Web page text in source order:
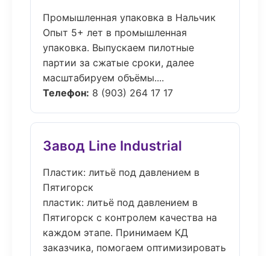
Промышленная упаковка в Нальчик
Опыт 5+ лет в промышленная
упаковка. Выпускаем пилотные
партии за сжатые сроки, далее
масштабируем объёмы....
Телефон: 8 (903) 264 17 17
Завод Line Industrial
Пластик: литьё под давлением в
Пятигорск
пластик: литьё под давлением в
Пятигорск с контролем качества на
каждом этапе. Принимаем КД
заказчика, помогаем оптимизировать